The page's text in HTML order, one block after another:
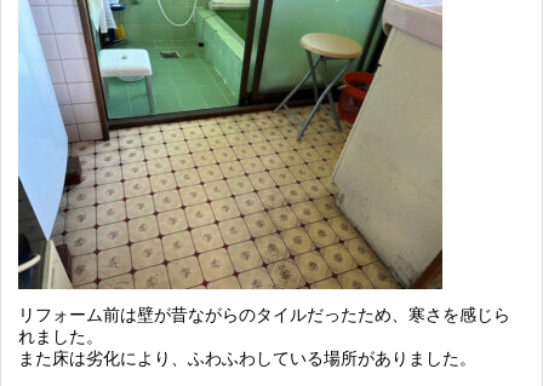
リフォーム前は壁が昔ながらのタイルだったため、寒さを感じら
れました。
また床は劣化により、ふわふわしている場所がありました。